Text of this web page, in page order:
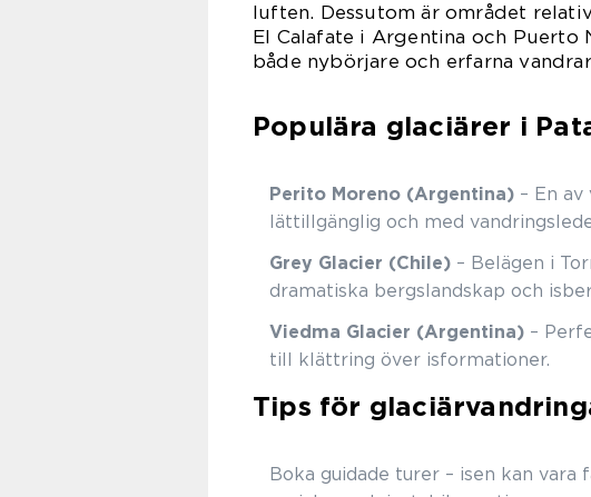
luften. Dessutom är området
El Calafate i Argentina och
både nybörjare och erfarna
Populära glaciärer i
Perito Moreno (Argentina) – En
lättillgänglig och med
Grey Glacier (Chile) – Belägen i
dramatiska bergslandskap och
Viedma Glacier (Argentina) –
till klättring över isformationer.
Tips för
Boka guidade turer – isen kan